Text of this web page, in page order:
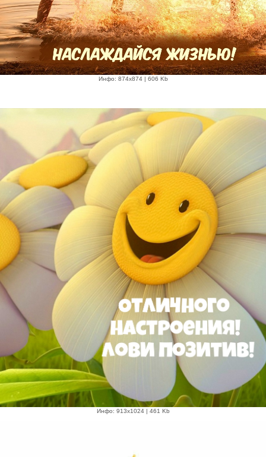
Инфо: 874х874 | 606 Kb
Инфо: 913х1024 | 461 Kb